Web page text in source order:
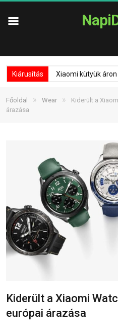
Kiárusítás Xiaomi kütyük áron
Főoldal » Wear »
Kiderült a
árazása
Kiderült a Xiaomi
európai árazása